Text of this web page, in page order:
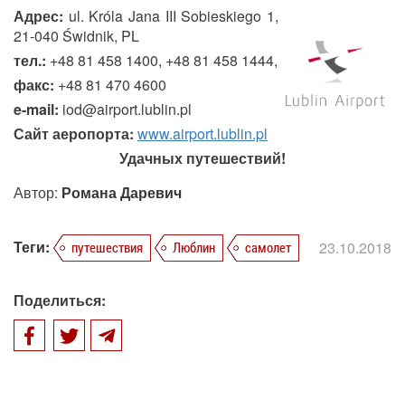
Адрес: ul. Króla Jana III Sobieskiego 1,
21-040 Świdnik, PL
тел.: +48 81 458 1400, +48 81 458 1444,
факс: +48 81 470 4600
e-mail: iod@airport.lublin.pl
Сайт аеропорта: www.airport.lublin.pl
Удачных путешествий!
Автор: Романа Даревич
Теги: путешествия Люблин самолет 23.10.2018
Поделиться: